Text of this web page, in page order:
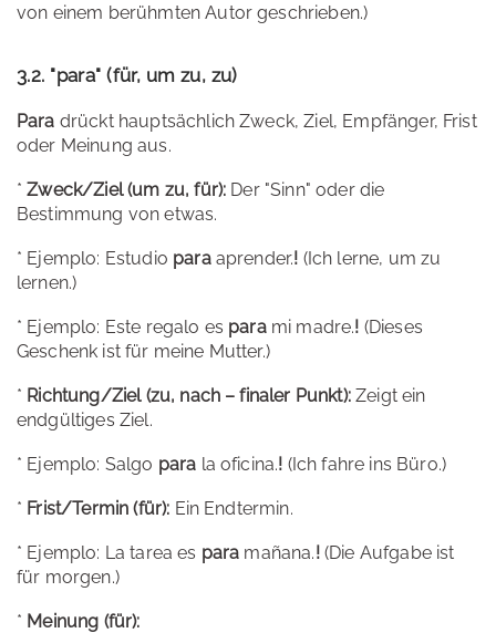
von einem berühmten Autor geschrieben.)
3.2. "para" (für, um zu, zu)
Para drückt hauptsächlich Zweck, Ziel, Empfänger, Frist
oder Meinung aus.
*Zweck/Ziel (um zu, für): Der "Sinn" oder die
Bestimmung von etwas.
* Ejemplo: Estudio paraaprender.! (Ich lerne, um zu
lernen.)
* Ejemplo: Este regalo es parami madre.! (Dieses
Geschenk ist für meine Mutter.)
* Richtung/Ziel (zu, nach – finaler Punkt):Zeigt ein
endgültiges Ziel.
* Ejemplo: Salgo para la oficina.! (Ich fahre ins Büro.)
* Frist/Termin (für): Ein Endtermin.
* Ejemplo: La tarea es para mañana.!(Die Aufgabe ist
für morgen.)
* Meinung (für):